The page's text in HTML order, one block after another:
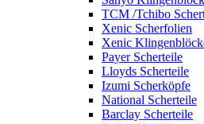
TCM /Tchibo
Xenic Scherfolien
Xenic
Payer Scherteile
Lloyds Scherteile
Izumi Scherköpfe
National Scherteile
Barclay Scherteile